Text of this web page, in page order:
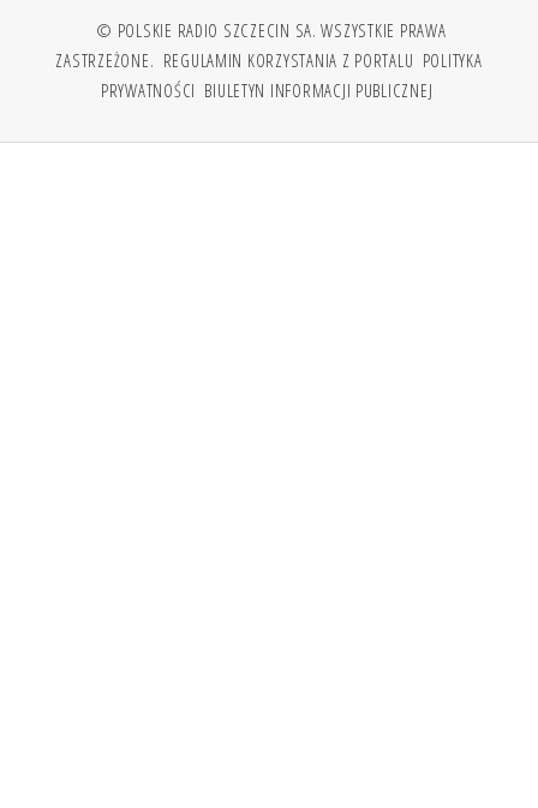
© POLSKIE RADIO SZCZECIN SA. WSZYSTKIE PRAWA
ZASTRZEŻONE. REGULAMIN KORZYSTANIA Z PORTALU POLITYKA
PRYWATNOŚCI BIULETYN INFORMACJI PUBLICZNEJ